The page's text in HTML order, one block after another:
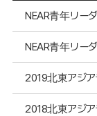
NEAR青年リー
NEAR青年リー
2019北東アジ
2018北東アジ